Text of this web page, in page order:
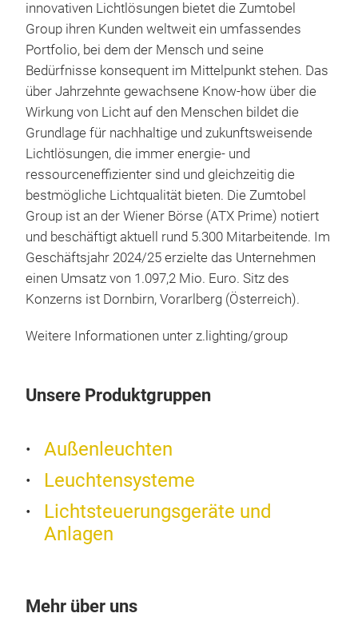
innovativen Lichtlösungen bietet die Zumtobel
Group ihren Kunden weltweit ein umfassendes
Portfolio, bei dem der Mensch und seine
Bedürfnisse konsequent im Mittelpunkt stehen. Das
über Jahrzehnte gewachsene Know-how über die
Wirkung von Licht auf den Menschen bildet die
Grundlage für nachhaltige und zukunftsweisende
Lichtlösungen, die immer energie- und
ressourceneffizienter sind und gleichzeitig die
bestmögliche Lichtqualität bieten. Die Zumtobel
Group ist an der Wiener Börse (ATX Prime) notiert
und beschäftigt aktuell rund 5.300 Mitarbeitende. Im
Geschäftsjahr 2024/25 erzielte das Unternehmen
einen Umsatz von 1.097,2 Mio. Euro. Sitz des
Konzerns ist Dornbirn, Vorarlberg (Österreich).
Weitere Informationen unter z.lighting/group
Unsere Produktgruppen
Außenleuchten
Leuchtensysteme
Lichtsteuerungsgeräte und
Anlagen
Mehr über uns